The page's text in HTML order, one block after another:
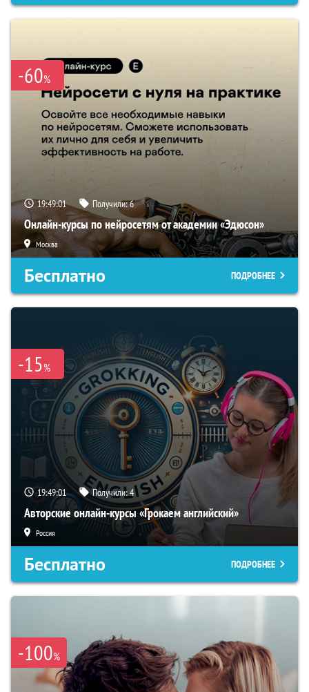
-60%
19:49:00 Получили:6
Онлайн-курсы по нейросетям от академии «Эдюсон»
Москва
Бесплатно ПОДРОБНЕЕ
-15%
19:49:00 Получили:4
Авторские онлайн-курсы «Грокаем английский»
Россия
Бесплатно ПОДРОБНЕЕ
-100%